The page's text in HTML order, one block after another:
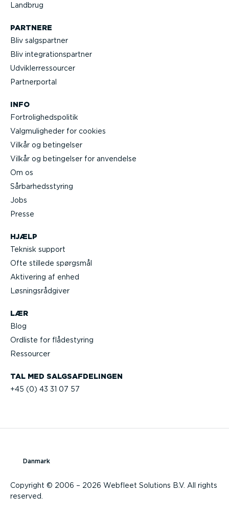
Landbrug
TAL MED SALGS­AF­DE­LINGEN
+45 (0) 43 31 07 57
HJÆLP
Teknisk support
Ofte stillede spørgsmål
Aktivering af enhed
Løsnings­rå­d­giver
LÆR
Blog
Ordliste for flådestyring
Ressourcer
PARTNERE
Bliv salgs­partner
Bliv integra­tions­partner
Udvik­lerre­s­sourcer
Partner­portal
INFO
Fortro­lig­heds­po­litik
Valgmu­lig­heder for cookies
Vilkår og betingelser
Vilkår og betingelser for anvendelse
Om os
Sårbar­heds­styring
Jobs
Presse
Copyright © 2006 – 2026 Webfleet Solutions B.V. All rights
reserved.
Danmark